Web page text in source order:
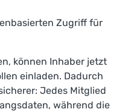
Zugriff für
können Inhaber jetzt
einladen. Dadurch
Jedes Mitglied
während die